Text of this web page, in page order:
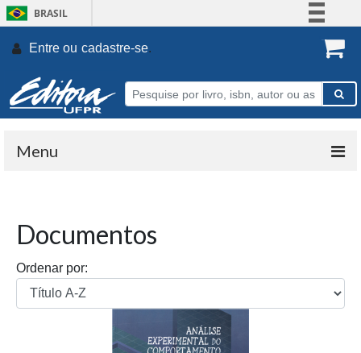
BRASIL
Participe
Entre ou cadastre-se.
Menu
Documentos
Ordenar por: